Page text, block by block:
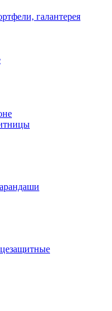
галантерея